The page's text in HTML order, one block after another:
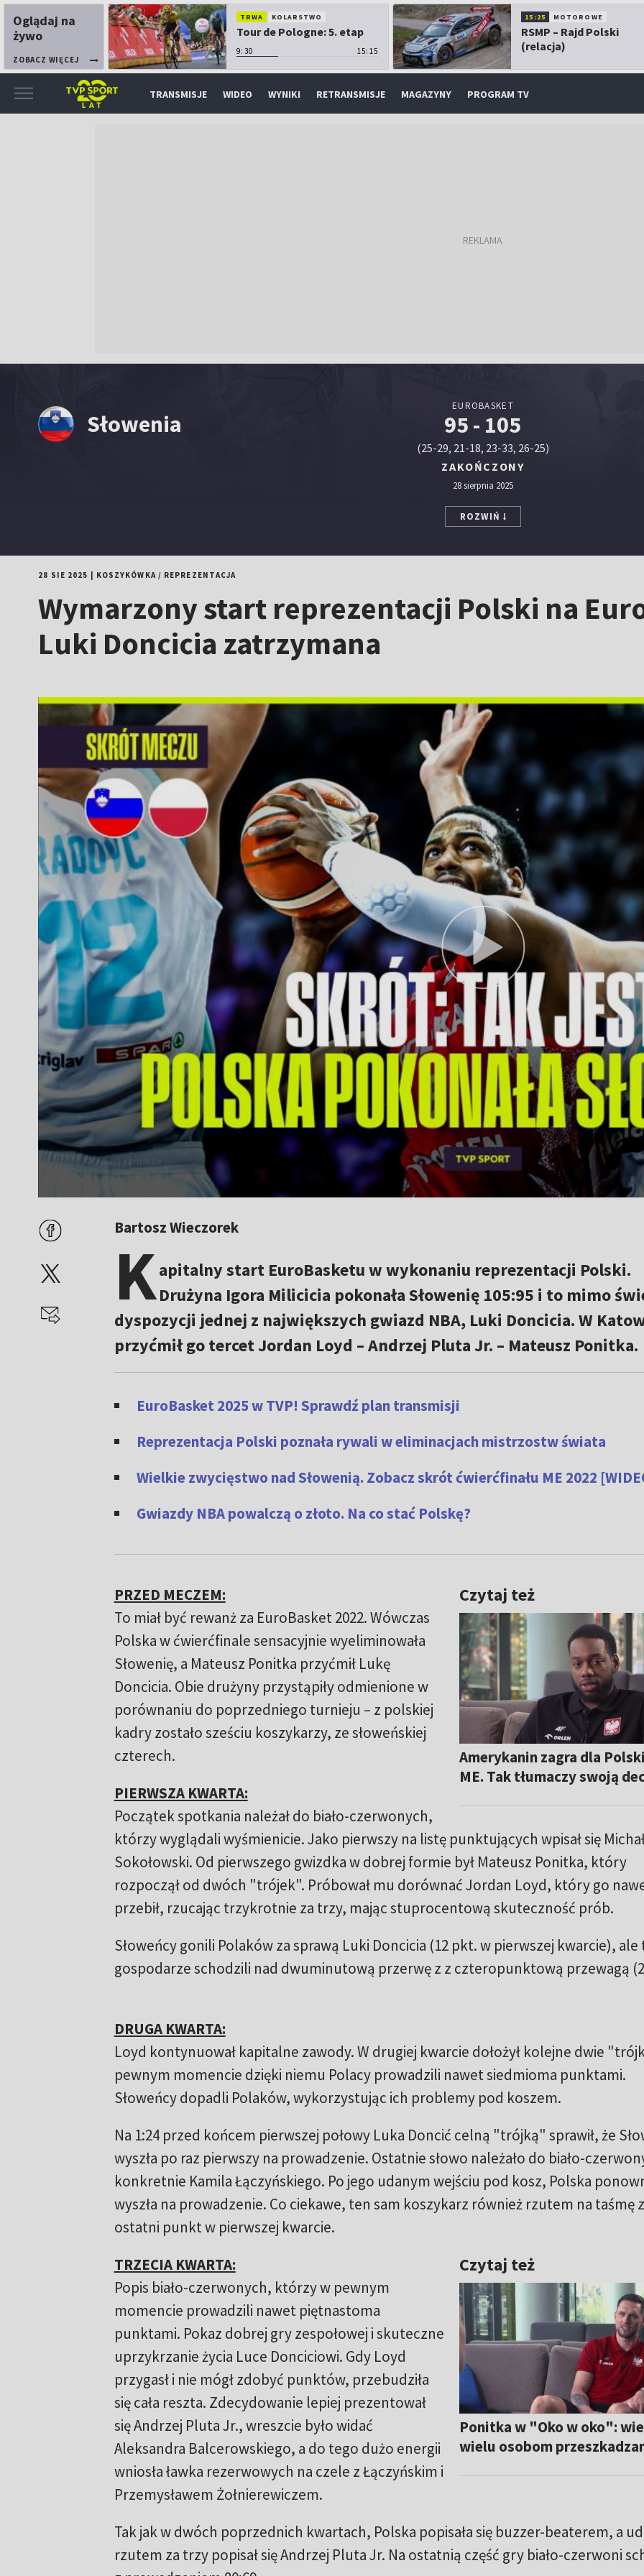
Oglądaj na
żywo
ZOBACZ WIĘCEJ
TRWA KOLARSTWO
Tour de Pologne: 5. etap
9:30 15:15
15:25 MOTOROWE
RSMP – Rajd Polski
(relacja)
TRANSMISJE WIDEO WYNIKI RETRANSMISJE MAGAZYNY PROGRAM TV
Słowenia
EUROBASKET
95 - 105
(25-29, 21-18, 23-33, 26-25)
ZAKOŃCZONY
28 sierpnia 2025
ROZWIŃ
28 SIE 2025 KOSZYKÓWKA/ REPREZENTACJA
Wymarzony start reprezentacji Polski na
Luki Doncicia zatrzymana
Bartosz Wieczorek
Kapitalny start EuroBasketu w wykonaniu reprezentacji Polski.
Drużyna Igora Milicicia pokonała Słowenię 105:95 i to mimo
dyspozycji jednej z największych gwiazd NBA, Luki Doncicia. W
przyćmił go tercet Jordan Loyd – Andrzej Pluta Jr. – Mateusz Ponitka.
EuroBasket 2025 w TVP! Sprawdź plan transmisji
Reprezentacja Polski poznała rywali w eliminacjach mistrzostw świata
Wielkie zwycięstwo nad Słowenią. Zobacz skrót ćwierćfinału ME 2022
Gwiazdy NBA powalczą o złoto. Na co stać Polskę?
Czytaj też
Amerykanin zagra dla
ME. Tak tłumaczy swoją
PRZED MECZEM:
To miał być rewanż za EuroBasket 2022. Wówczas
Polska w ćwierćfinale sensacyjnie wyeliminowała
Słowenię, a Mateusz Ponitka przyćmił Lukę
Doncicia. Obie drużyny przystąpiły odmienione w
porównaniu do poprzedniego turnieju – z polskiej
kadry zostało sześciu koszykarzy, ze słoweńskiej
czterech.
PIERWSZA KWARTA:
Początek spotkania należał do biało-czerwonych,
którzy wyglądali wyśmienicie. Jako pierwszy na listę punktujących wpisał się
Sokołowski. Od pierwszego gwizdka w dobrej formie był Mateusz Ponitka, który
rozpoczął od dwóch "trójek". Próbował mu dorównać Jordan Loyd, który go
przebił, rzucając trzykrotnie za trzy, mając stuprocentową skuteczność prób.
Słoweńcy gonili Polaków za sprawą Luki Doncicia (12 pkt. w pierwszej kwarcie), ale
gospodarze schodzili nad dwuminutową przerwę z z czteropunktową przewagą
DRUGA KWARTA:
Loyd kontynuował kapitalne zawody. W drugiej kwarcie dołożył kolejne dwie
pewnym momencie dzięki niemu Polacy prowadzili nawet siedmioma punktami.
Słoweńcy dopadli Polaków, wykorzystując ich problemy pod koszem.
Na 1:24 przed końcem pierwszej połowy Luka Doncić celną "trójką" sprawił, że
wyszła po raz pierwszy na prowadzenie. Ostatnie słowo należało do biało-
konkretnie Kamila Łączyńskiego. Po jego udanym wejściu pod kosz, Polska
wyszła na prowadzenie. Co ciekawe, ten sam koszykarz również rzutem na taśmę
ostatni punkt w pierwszej kwarcie.
Czytaj też
Ponitka w "Oko w oko":
wielu osobom
TRZECIA KWARTA:
Popis biało-czerwonych, którzy w pewnym
momencie prowadzili nawet piętnastoma
punktami. Pokaz dobrej gry zespołowej i skuteczne
uprzykrzanie życia Luce Donciciowi. Gdy Loyd
przygasł i nie mógł zdobyć punktów, przebudziła
się cała reszta. Zdecydowanie lepiej prezentował
się Andrzej Pluta Jr., wreszcie było widać
Aleksandra Balcerowskiego, a do tego dużo energii
wniosła ławka rezerwowych na czele z Łączyńskim i
Przemysławem Żołnierewiczem.
Tak jak w dwóch poprzednich kwartach, Polska popisała się buzzer-beaterem, a
rzutem za trzy popisał się Andrzej Pluta Jr. Na ostatnią część gry biało-czerwoni